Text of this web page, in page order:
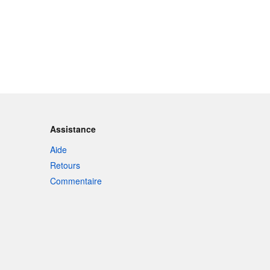
Assistance
Aide
Retours
Commentaire